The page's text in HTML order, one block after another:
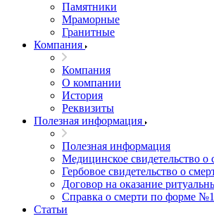
Памятники
Мраморные
Гранитные
Компания
Компания
О компании
История
Реквизиты
Полезная информация
Полезная информация
Медицинское свидетельство о
Гербовое свидетельство о
Договор на оказание
Справка о смерти по форме
Статьи